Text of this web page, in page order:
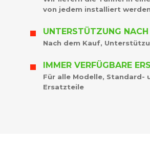
von jedem installiert
UNTERSTÜTZUNG
Nach dem Kauf,
IMMER VERFÜGBARE
Für alle Modelle, Standard-
Ersatzteile